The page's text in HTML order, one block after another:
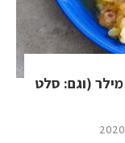
(וגם: סלט